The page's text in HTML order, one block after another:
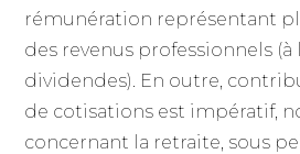
rémunération représentant
des revenus professionnels (à
dividendes). En outre,
de cotisations est impératif,
concernant la retraite, sous